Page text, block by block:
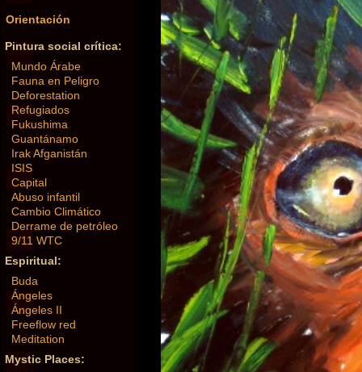
Orientación
Pintura social crítica:
Mundo Árabe
Fauna en Peligro
Deforestation
Refugiados
Fukushima
Guantánamo
Irak Afganistán
ISIS
Capital
Abuso infantil
Cambio Climático
Derrame de petróleo
9/11 WTC
Espiritual:
Buda
Ángeles
Ángeles II
Freeflow red
Meditation
Mystic Places: